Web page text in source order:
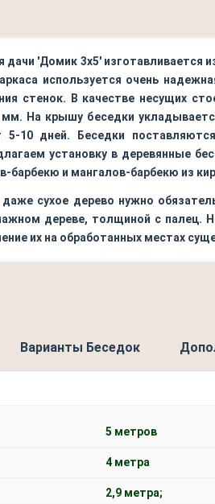
дачи 'Домик 3х5' изготавливается
используется очень
стенок. В качестве несущих
мм. На крышу беседки
5-10 дней. Беседки
установку в деревянные
барбекю и мангалов-барбекю из
даже сухое дерево нужно
дереве, толщиной с палец.
их на обработанных местах
Варианты Беседок
5 метров
4 метра
2,9 метра;